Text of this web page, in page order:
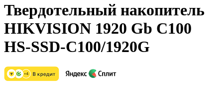
Твердотельный накопитель
HIKVISION 1920 Gb C100
HS-SSD-C100/1920G